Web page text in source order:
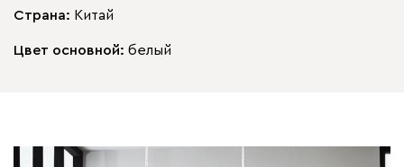
Страна: Китай
Цвет основной: белый